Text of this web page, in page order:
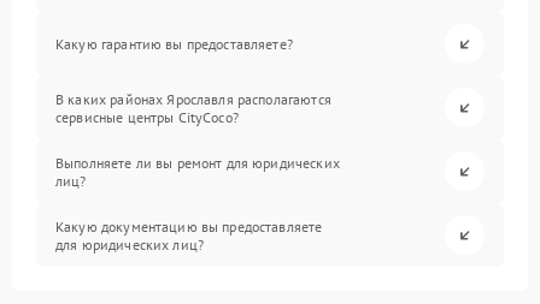
Какую гарантию вы предоставляете?
В каких районах Ярославля располагаются
сервисные центры CityCoco?
Выполняете ли вы ремонт для юридических
лиц?
Какую документацию вы предоставляете
для юридических лиц?